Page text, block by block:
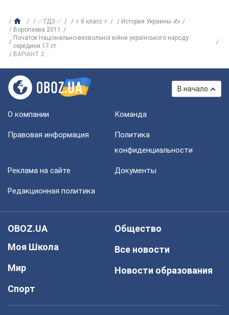
✅ ГДЗ ✅ ⚡ 8 класс ⚡
История Украины ✍
Воропаева 2011
Початок Національно-визвольної війни українського народу
середини 17 ст.
ВАРІАНТ 2
В начало
О компании Команда
Правовая информация
Политика
конфиденциальности
Реклама на сайте Документы
Редакционная политика
OBOZ.UA
Моя Школа
Мир
Спорт
Общество
Все новости
Новости образования